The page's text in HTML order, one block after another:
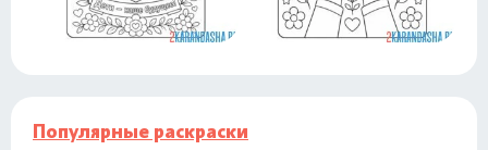
Популярные раскраски